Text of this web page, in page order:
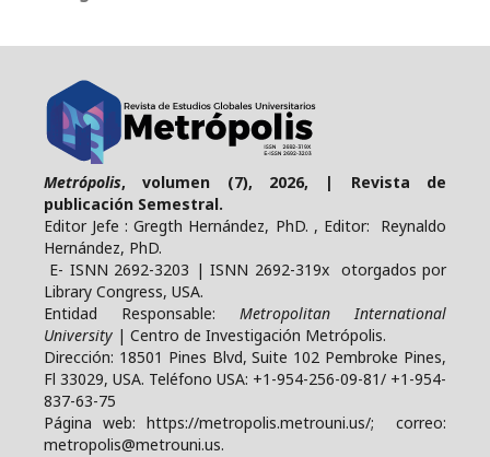
Metrópolis, volumen (7), 2026, | Revista de
publicación Semestral.
Editor Jefe : Gregth Hernández, PhD. , Editor: Reynaldo
Hernández, PhD.
E- ISNN 2692-3203 | ISNN 2692-319x otorgados por
Library Congress, USA.
Entidad Responsable: Metropolitan International
University | Centro de Investigación Metrópolis.
Dirección: 18501 Pines Blvd, Suite 102 Pembroke Pines,
Fl 33029, USA. Teléfono USA: +1-954-256-09-81/ +1-954-
837-63-75
Página web: https://metropolis.metrouni.us/; correo:
metropolis@metrouni.us.